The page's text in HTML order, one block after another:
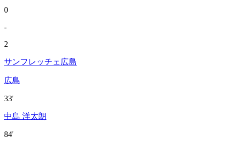
0
-
2
サンフレッチェ広島
広島
33'
中島 洋太朗
84'